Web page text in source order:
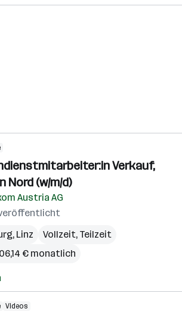
Verkauf,
Nord (w/m/d)
Austria AG
, Linz
Vollzeit, Teilzeit
€ monatlich
Videos